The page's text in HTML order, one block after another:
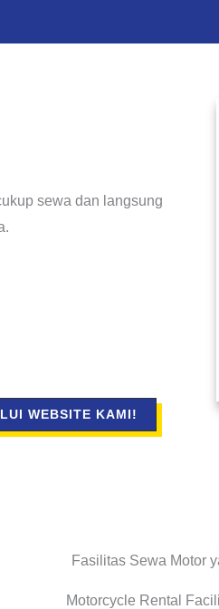
sewa dan langsung
WEBSITE KAMI!
Fasilitas Sewa Motor
Motorcycle Rental